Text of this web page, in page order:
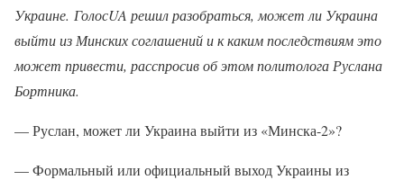
Украине. ГолосUA решил разобраться, может ли Украина
выйти из Минских соглашений и к каким последствиям это
может привести, расспросив об этом политолога Руслана
Бортника.
— Руслан, может ли Украина выйти из «Минска-2»?
— Формальный или официальный выход Украины из